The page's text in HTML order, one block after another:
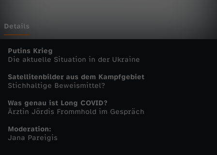
a
g
a
z
n
Details
Putins Krieg
Die aktuelle Situation in der Ukraine
Satellitenbilder aus dem Kampfgebiet
Stichhaltige Beweismittel?
Was genau ist Long COVID?
Ärztin Jördis Frommhold im Gespräch
Moderation:
Jana Pareigis